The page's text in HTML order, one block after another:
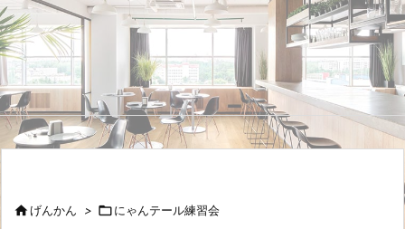
げんかん > にゃんテール練習会